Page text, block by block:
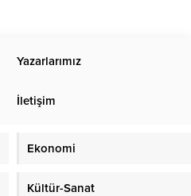
Yazarlarımız
İletişim
Ekonomi
Kültür-Sanat